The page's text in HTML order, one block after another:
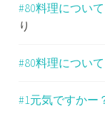
#80料理につい
り
#80料理につい
#1元気ですかー